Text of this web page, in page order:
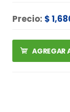
Precio: $
AGREGAR